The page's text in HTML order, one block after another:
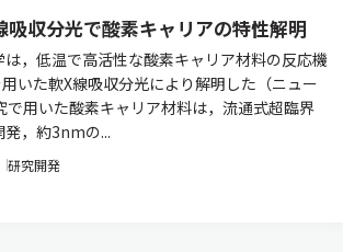
吸収分光で酸素キャリアの特性解明
，低温で高活性な酸素キャリア材料の反応機
いた軟X線吸収分光により解明した（ニュー
で用いた酸素キャリア材料は，流通式超臨界
，約3nmの...
研究開発